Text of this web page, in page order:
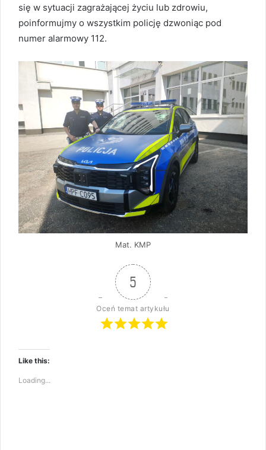
się w sytuacji zagrażającej życiu lub zdrowiu,
poinformujmy o wszystkim policję dzwoniąc pod
numer alarmowy 112.
Mat. KMP
5
Oceń temat artykułu
Like this:
Loading...